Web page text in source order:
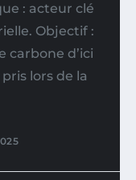
: acteur clé
Objectif :
carbone d’ici
lors de la